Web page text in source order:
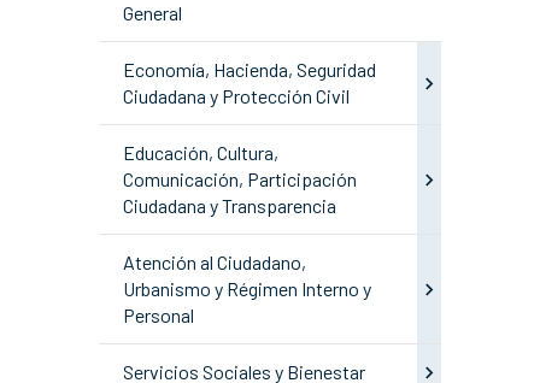
General
Economía, Hacienda, Seguridad
Ciudadana y Protección Civil
Educación, Cultura,
Comunicación, Participación
Ciudadana y Transparencia
Atención al Ciudadano,
Urbanismo y Régimen Interno y
Personal
Servicios Sociales y Bienestar